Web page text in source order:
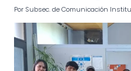
Por Subsec. de Comunicación